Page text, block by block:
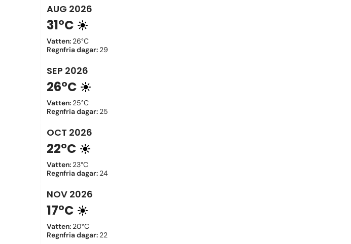
AUG 2026
31°C
Vatten: 26°C
Regnfria dagar: 29
SEP 2026
26°C
Vatten: 25°C
Regnfria dagar: 25
OCT 2026
22°C
Vatten: 23°C
Regnfria dagar: 24
NOV 2026
17°C
Vatten: 20°C
Regnfria dagar: 22